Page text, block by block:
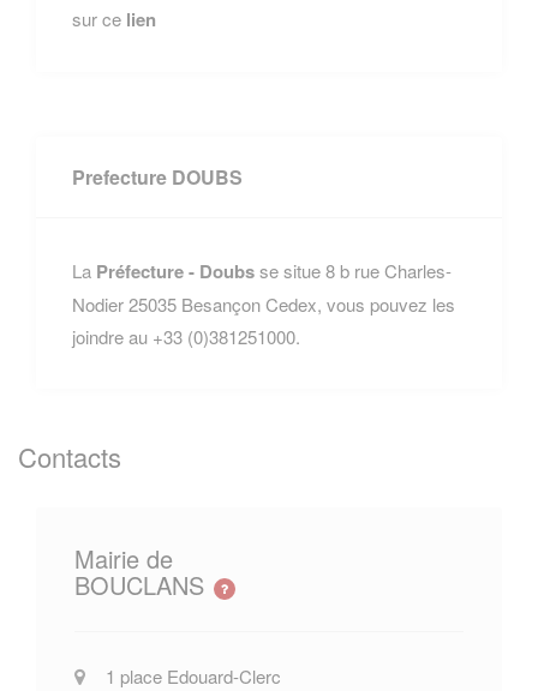
sur ce lien
Prefecture DOUBS
La Préfecture - Doubsse situe 8 b rue Charles-
Nodier 25035 Besançon Cedex, vous pouvez les
joindre au +33 (0)381251000.
Contacts
Mairie de
BOUCLANS
1 place Edouard-Clerc